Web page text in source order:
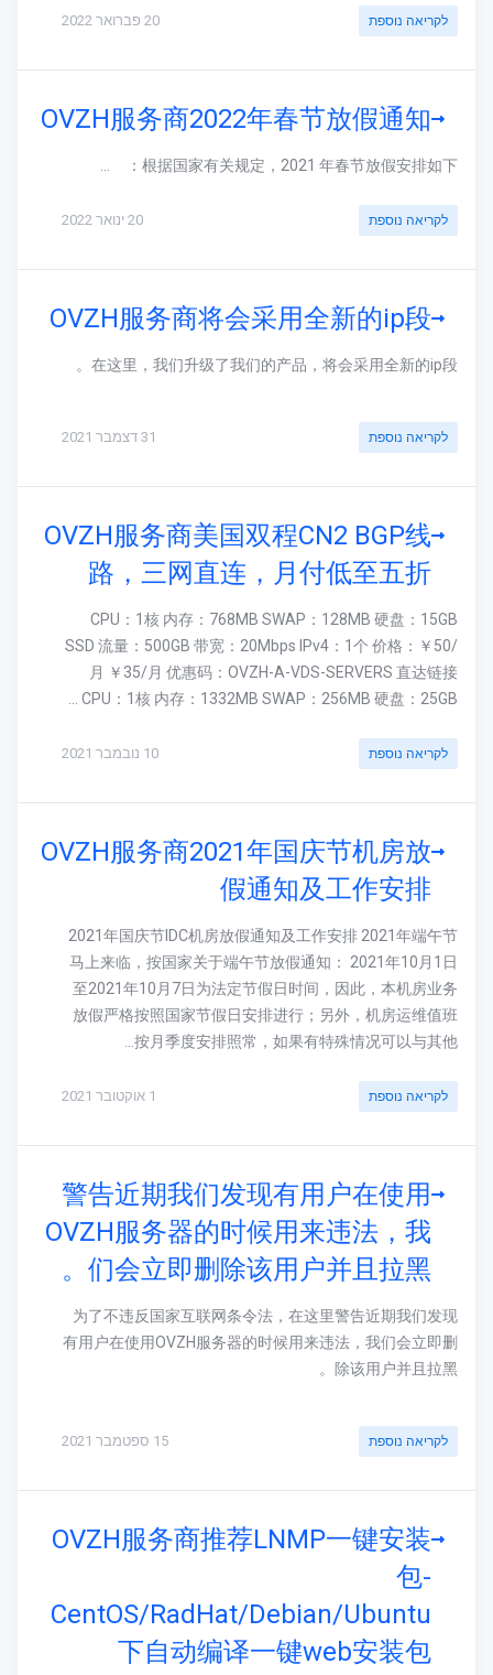
לקריאה נוספת 20 פברואר 2022
OVZH服务商2022年春节放假通知
根据国家有关规定，2021 年春节放假安排如下： ...
לקריאה נוספת 20 ינואר 2022
OVZH服务商将会采用全新的ip段
在这里，我们升级了我们的产品，将会采用全新的ip段。
לקריאה נוספת 31 דצמבר 2021
OVZH服务商美国双程CN2 BGP线
路，三网直连，月付低至五折
CPU：1核 内存：768MB SWAP：128MB 硬盘：15GB
SSD 流量：500GB 带宽：20Mbps IPv4：1个 价格：￥50/
月 ￥35/月 优惠码：OVZH-A-VDS-SERVERS 直达链接
CPU：1核 内存：1332MB SWAP：256MB 硬盘：25GB ...
לקריאה נוספת 10 נובמבר 2021
OVZH服务商2021年国庆节机房放
假通知及工作安排
2021年国庆节IDC机房放假通知及工作安排 2021年端午节
马上来临，按国家关于端午节放假通知： 2021年10月1日
至2021年10月7日为法定节假日时间，因此，本机房业务
放假严格按照国家节假日安排进行；另外，机房运维值班
按月季度安排照常，如果有特殊情况可以与其他...
לקריאה נוספת 1 אוקטובר 2021
警告近期我们发现有用户在使用
OVZH服务器的时候用来违法，我
们会立即删除该用户并且拉黑。
为了不违反国家互联网条令法，在这里警告近期我们发现
有用户在使用OVZH服务器的时候用来违法，我们会立即删
除该用户并且拉黑。
לקריאה נוספת 15 ספטמבר 2021
OVZH服务商推荐LNMP一键安装
包-
CentOS/RadHat/Debian/Ubuntu
下自动编译一键web安装包